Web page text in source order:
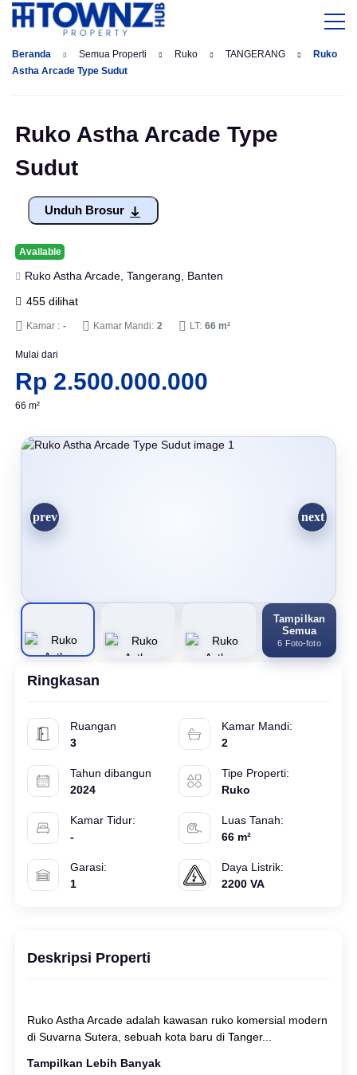
Beranda Semua Properti Ruko TANGERANG
Ruko
Astha Arcade Type Sudut
Ruko Astha Arcade Type
Sudut
Unduh Brosur
Available
Ruko Astha Arcade, Tangerang, Banten
455 dilihat
Kamar : - Kamar Mandi: 2 LT: 66 m²
Mulai dari
Rp 2.500.000.000
66 m²
Tampilkan
Semua
6 Foto-foto
Ringkasan
Ruangan
3
Tahun dibangun
2024
Kamar Mandi:
2
Tipe Properti:
Ruko
Kamar Tidur:
-
Garasi:
1
Luas Tanah:
66 m²
Daya Listrik:
2200 VA
Deskripsi Properti
Ruko Astha Arcade adalah kawasan ruko komersial modern
Tampilkan Lebih Banyak